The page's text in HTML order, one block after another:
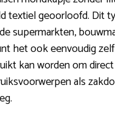
textiel geoorloofd. Dit
supermarkten,
het ook eenvoudig
kan worden om
als